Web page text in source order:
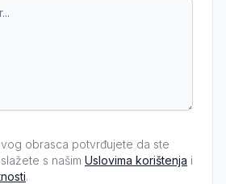
obrasca potvrđujete da ste
s našim Uslovima korištenja i
.